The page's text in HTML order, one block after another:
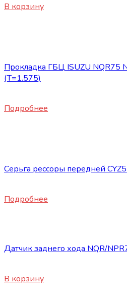
В корзину
Прокладка ГБЦ ISUZU NQR75
(T=1.575)
Подробнее
Серьга рессоры передней
Подробнее
Датчик заднего хода NQR/
В корзину